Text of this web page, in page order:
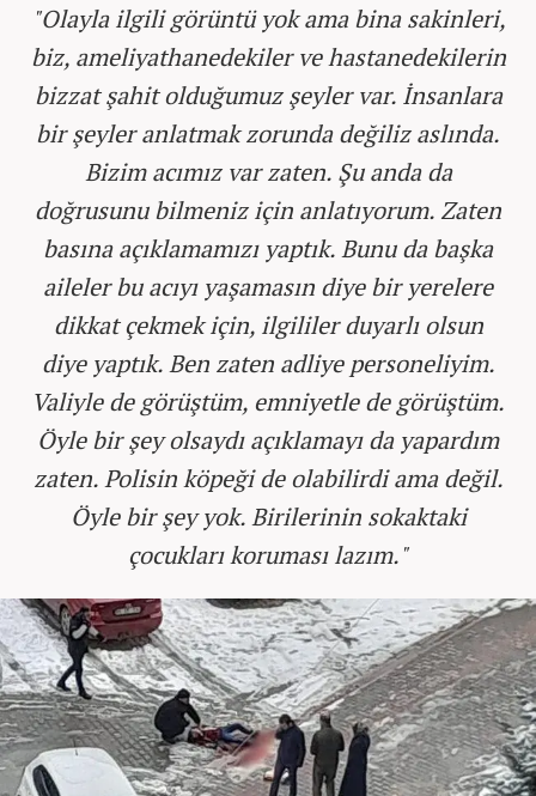
"Olayla ilgili görüntü yok ama bina sakinleri,
biz, ameliyathanedekiler ve hastanedekilerin
bizzat şahit olduğumuz şeyler var. İnsanlara
bir şeyler anlatmak zorunda değiliz aslında.
Bizim acımız var zaten. Şu anda da
doğrusunu bilmeniz için anlatıyorum. Zaten
basına açıklamamızı yaptık. Bunu da başka
aileler bu acıyı yaşamasın diye bir yerelere
dikkat çekmek için, ilgililer duyarlı olsun
diye yaptık. Ben zaten adliye personeliyim.
Valiyle de görüştüm, emniyetle de görüştüm.
Öyle bir şey olsaydı açıklamayı da yapardım
zaten. Polisin köpeği de olabilirdi ama değil.
Öyle bir şey yok. Birilerinin sokaktaki
çocukları koruması lazım."